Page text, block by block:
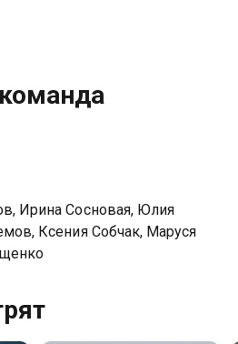
Ирина Сосновая, Юлия
Ксения Собчак, Маруся